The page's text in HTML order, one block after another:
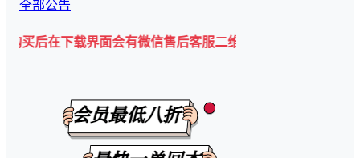
全部公告
载界面会有微信售后客服二维码💡